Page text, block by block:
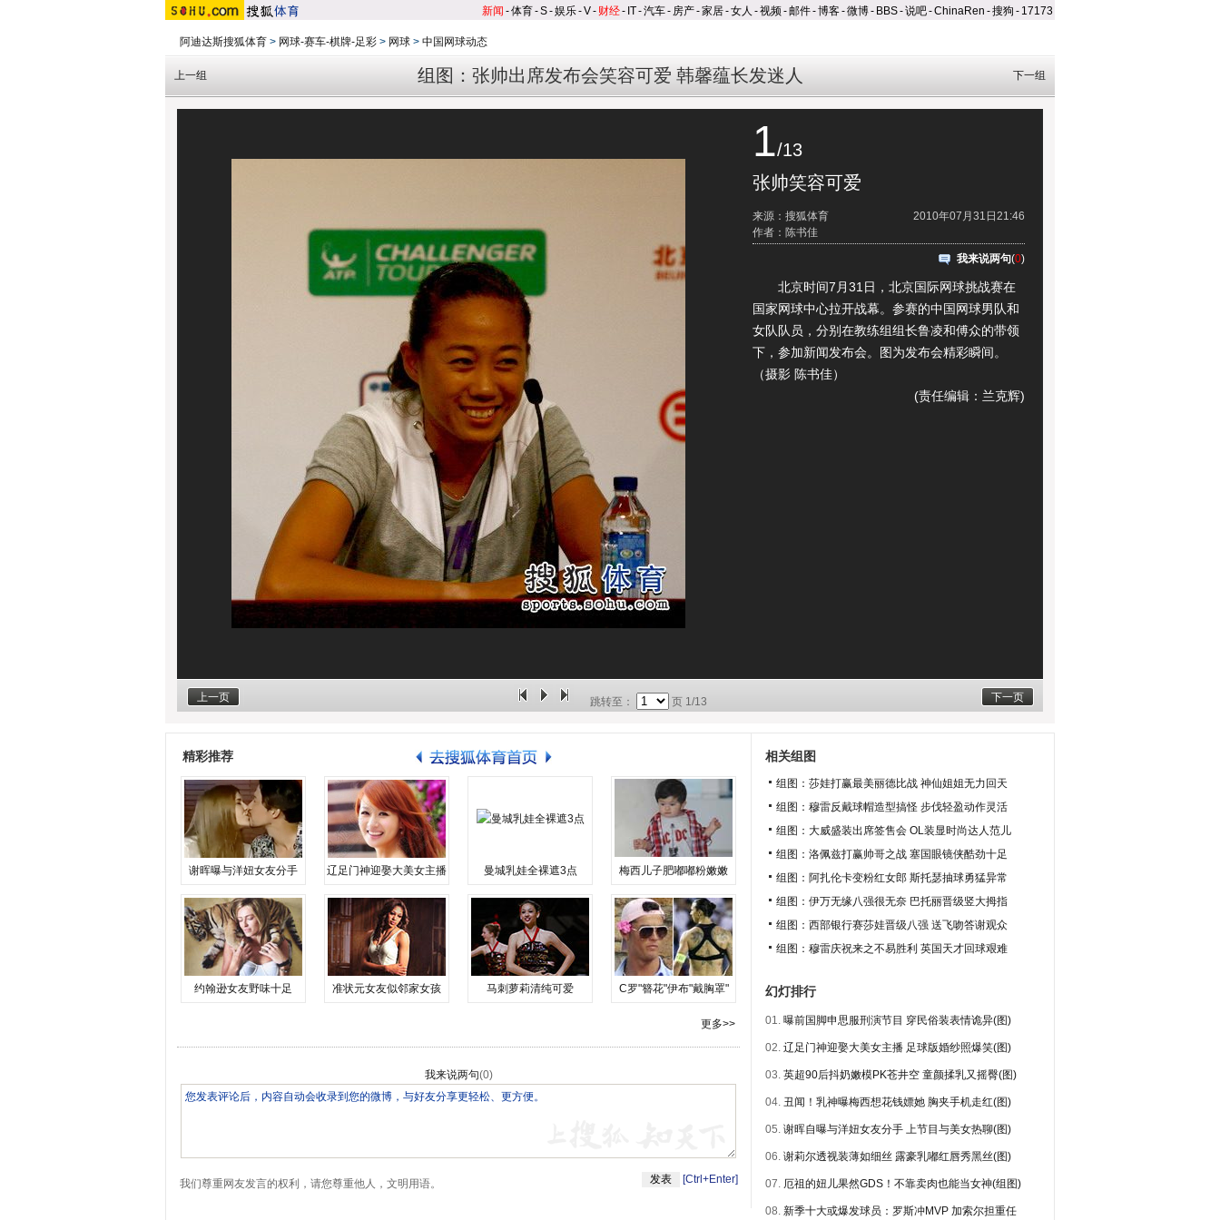
新闻 -体育-S-娱乐-V- 财经- IT-汽车- 房产-家居-女人 -视频-邮件-博客-微博- BBS-说吧-ChinaRen -搜狗 - 17173
阿迪达斯搜狐体育 > 网球-赛车-棋牌-足彩 > 网球 > 中国网球动态
组图：张帅出席发布会笑容可爱 韩馨蕴长发迷人
上一组 下一组
1/13
张帅笑容可爱
2010年07月31日21:46
来源：搜狐体育
作者：陈书佳
我来说两句(0)
北京时间7月31日，北京国际网球挑战赛在
国家网球中心拉开战幕。参赛的中国网球男队和
女队队员，分别在教练组组长鲁凌和傅众的带领
下，参加新闻发布会。图为发布会精彩瞬间。
（摄影 陈书佳）
(责任编辑：兰克辉)
上一页 下一页
跳转至： 页 1/13
精彩推荐
谢晖曝与洋妞女友分手 辽足门神迎娶大美女主播 曼城乳娃全裸遮3点 梅西儿子肥嘟嘟粉嫩嫩
约翰逊女友野味十足 准状元女友似邻家女孩 马刺萝莉清纯可爱 C罗"簪花"伊布"戴胸罩"
更多>>
我来说两句(0)
我们尊重网友发言的权利，请您尊重他人，文明用语。 [Ctrl+Enter]
相关组图
组图：莎娃打赢最美丽德比战 神仙姐姐无力回天
组图：穆雷反戴球帽造型搞怪 步伐轻盈动作灵活
组图：大威盛装出席签售会 OL装显时尚达人范儿
组图：洛佩兹打赢帅哥之战 塞国眼镜侠酷劲十足
组图：阿扎伦卡变粉红女郎 斯托瑟抽球勇猛异常
组图：伊万无缘八强很无奈 巴托丽晋级竖大拇指
组图：西部银行赛莎娃晋级八强 送飞吻答谢观众
组图：穆雷庆祝来之不易胜利 英国天才回球艰难
幻灯排行
01. 曝前国脚申思服刑演节目 穿民俗装表情诡异(图)
02. 辽足门神迎娶大美女主播 足球版婚纱照爆笑(图)
03. 英超90后抖奶嫩模PK苍井空 童颜揉乳又摇臀(图)
04. 丑闻！乳神曝梅西想花钱嫖她 胸夹手机走红(图)
05. 谢晖自曝与洋妞女友分手 上节目与美女热聊(图)
06. 谢莉尔透视装薄如细丝 露豪乳嘟红唇秀黑丝(图)
07. 厄祖的妞儿果然GDS！不靠卖肉也能当女神(组图)
08. 新季十大或爆发球员：罗斯冲MVP 加索尔担重任